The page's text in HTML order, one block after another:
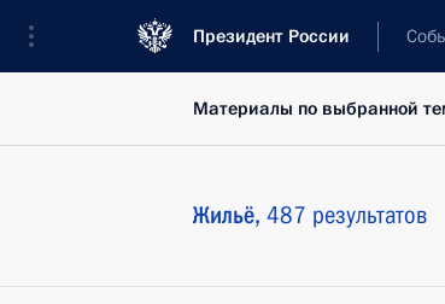
Президент России
Материалы по выбранной
Жильё, 487 результатов